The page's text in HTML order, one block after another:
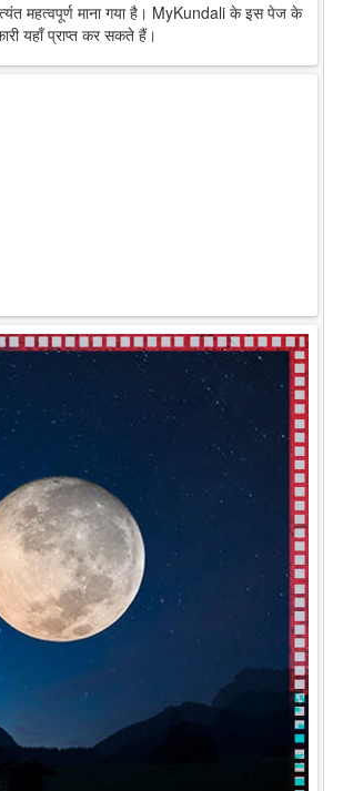
महत्वपूर्ण माना गया है। MyKundali के इस पेज के
यहाँ प्राप्त कर सकते हैं।